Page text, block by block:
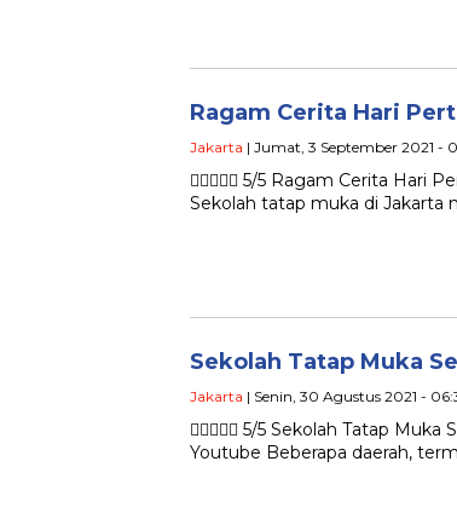
Ragam Cerita Hari
Jakarta | Jumat, 3 September 2021 -
 5/5 Ragam Cerita Hari
Sekolah tatap muka di Jakarta
Sekolah Tatap Muka
Jakarta | Senin, 30 Agustus 2021 -
 5/5 Sekolah Tatap
Youtube Beberapa daerah,